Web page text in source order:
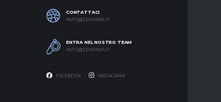
CONTATTACI
INFO@ZEMANIA.IT
ENTRA NEL NOSTRO TEAM
INFO@ZEMANIA.IT
FACEBOOK INSTAGRAM